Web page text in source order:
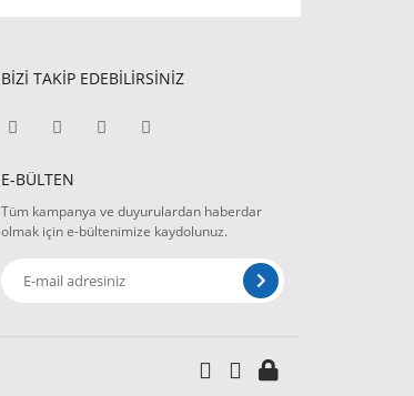
BİZİ TAKİP EDEBİLİRSİNİZ
E-BÜLTEN
Tüm kampanya ve duyurulardan haberdar
olmak için e-bültenimize kaydolunuz.